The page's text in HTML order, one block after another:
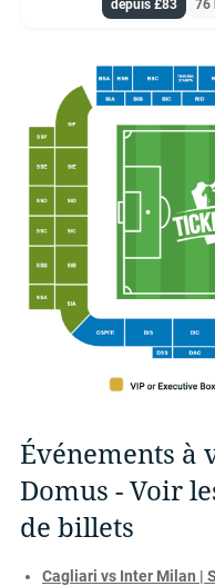
depuis £83
76
Événements à
Domus - Voir
de billets
Cagliari vs Inter Milan |